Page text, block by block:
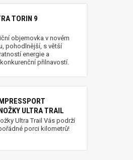
TORIN 9
objemovka v novém
pohodlnější, s větší
energie a
přilnavostí.
ULTRA TRAIL
Ultra Trail Vás podrží
porci kilometrů!